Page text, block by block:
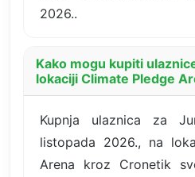
2026..
Kako mogu kupiti
lokaciji Climate Pledge
Kupnja ulaznica za
listopada 2026., na
Arena kroz Cronetik